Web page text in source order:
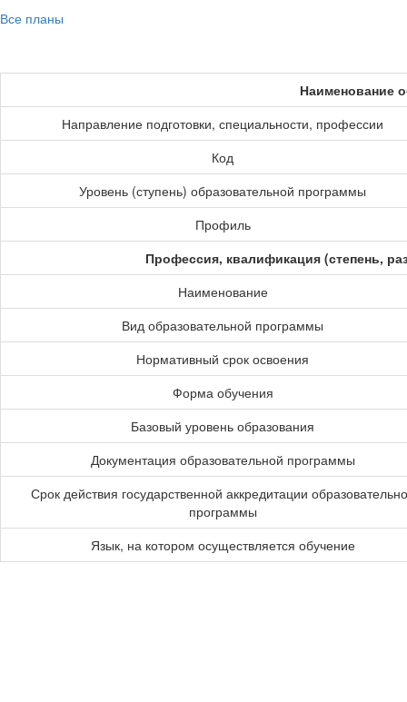
Все планы
Наименование
Направление подготовки, специальности, профессии
Код
Уровень (ступень) образовательной программы
Профиль
Профессия, квалификация (степень,
Наименование
Вид образовательной программы
Нормативный срок освоения
Форма обучения
Базовый уровень образования
Документация образовательной программы
Срок действия государственной аккредитации
программы
Язык, на котором осуществляется обучение